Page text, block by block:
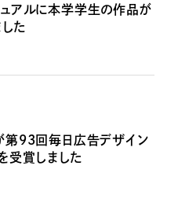
アルに本学学生の作品が
た
第93回毎日広告デザイン
受賞しました